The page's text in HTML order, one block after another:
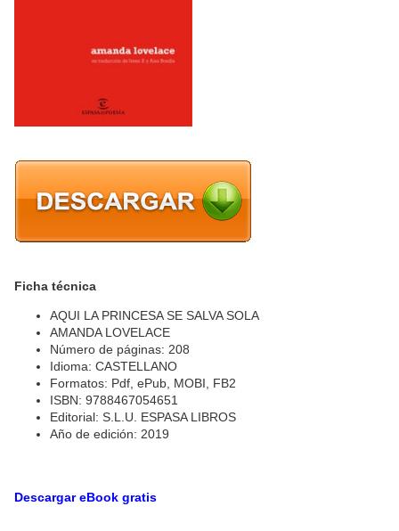
Ficha técnica
AQUI LA PRINCESA SE SALVA SOLA
AMANDA LOVELACE
Número de páginas: 208
Idioma: CASTELLANO
Formatos: Pdf, ePub, MOBI, FB2
ISBN: 9788467054651
Editorial: S.L.U. ESPASA LIBROS
Año de edición: 2019
Descargar eBook gratis